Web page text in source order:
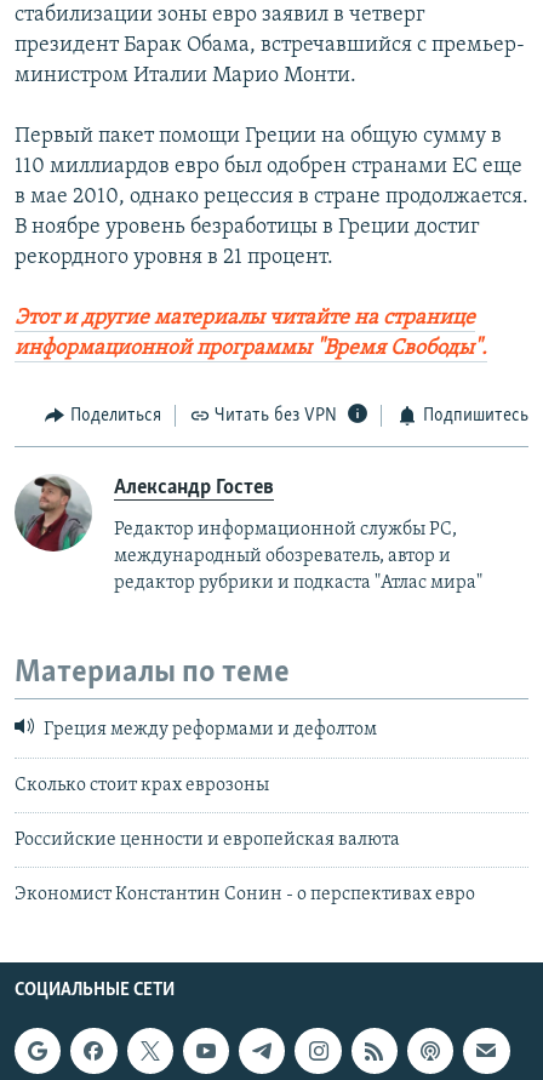
стабилизации зоны евро заявил в четверг
президент Барак Обама, встречавшийся с премьер-
министром Италии Марио Монти.
Первый пакет помощи Греции на общую сумму в
110 миллиардов евро был одобрен странами ЕС еще
в мае 2010, однако рецессия в стране продолжается.
В ноябре уровень безработицы в Греции достиг
рекордного уровня в 21 процент.
Этот и другие материалы читайте на странице
информационной программы "Время Свободы".
Поделиться Читать без VPN Подпишитесь
Александр Гостев
Редактор информационной службы РС,
международный обозреватель, автор и
редактор рубрики и подкаста "Атлас мира"
Материалы по теме
Греция между реформами и дефолтом
Сколько стоит крах еврозоны
Российские ценности и европейская валюта
Экономист Константин Сонин - о перспективах евро
СОЦИАЛЬНЫЕ СЕТИ